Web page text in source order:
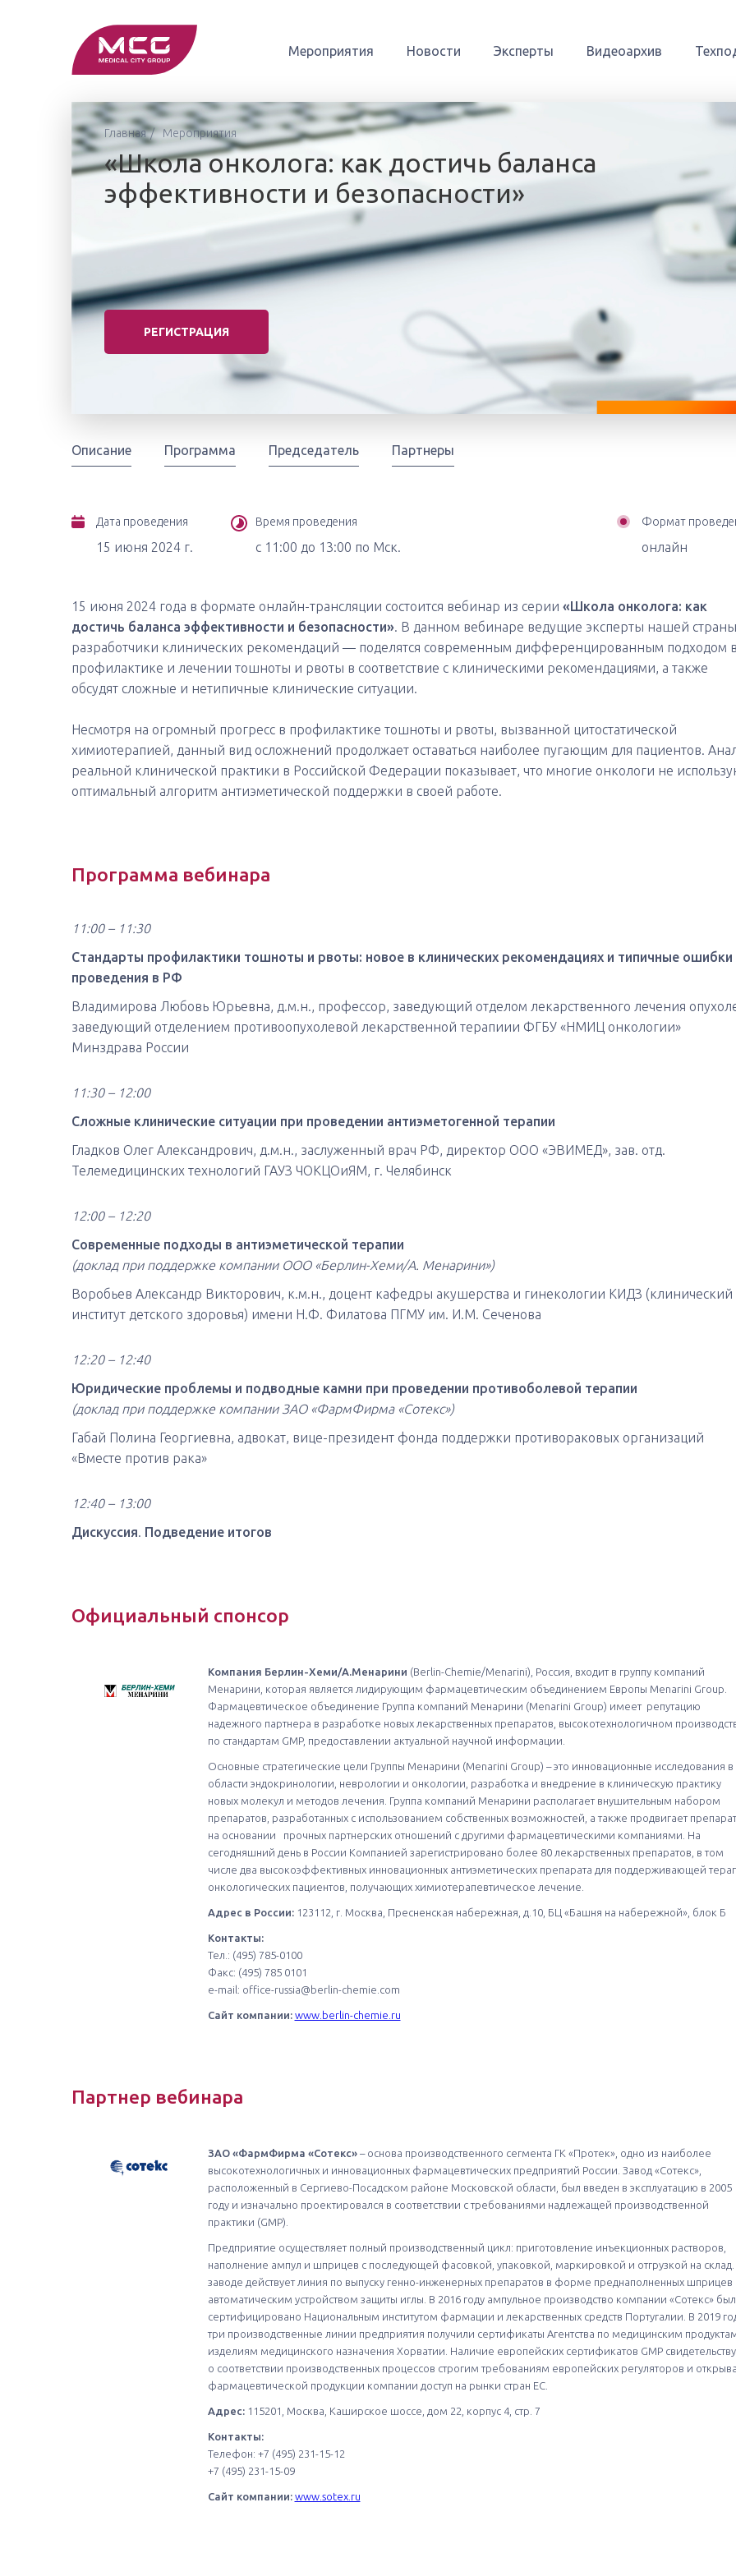
Мероприятия Новости Эксперты Видеоархив
Главная Мероприятия
«Школа онколога: как достичь баланса
эффективности и безопасности»
РЕГИСТРАЦИЯ
Описание Программа Председатель Партнеры
Дата проведения
15 июня 2024 г.
Время проведения
с 11:00 до 13:00 по Мск.
Формат
онлайн
15 июня 2024 года в формате онлайн-трансляции состоится вебинар из серии «Школа онколога: как
достичь баланса эффективности и безопасности». В данном вебинаре ведущие эксперты нашей
разработчики клинических рекомендаций — поделятся современным дифференцированным подходом в
профилактике и лечении тошноты и рвоты в соответствие с клиническими рекомендациями, а также
обсудят сложные и нетипичные клинические ситуации.
Несмотря на огромный прогресс в профилактике тошноты и рвоты, вызванной цитостатической
химиотерапией, данный вид осложнений продолжает оставаться наиболее пугающим для пациентов.
реальной клинической практики в Российской Федерации показывает, что многие онкологи не
оптимальный алгоритм антиэметической поддержки в своей работе.
Программа вебинара
11:00 – 11:30
Стандарты профилактики тошноты и рвоты: новое в клинических рекомендациях и типичные ошибки
проведения в РФ
Владимирова Любовь Юрьевна, д.м.н., профессор, заведующий отделом лекарственного лечения
заведующий отделением противоопухолевой лекарственной терапиии ФГБУ «НМИЦ онкологии»
Минздрава России
11:30 – 12:00
Сложные клинические ситуации при проведении антиэметогенной терапии
Гладков Олег Александрович, д.м.н., заслуженный врач РФ, директор ООО «ЭВИМЕД», зав. отд.
Телемедицинских технологий ГАУЗ ЧОКЦОиЯМ, г. Челябинск
12:00 – 12:20
Современные подходы в антиэметической терапии
(доклад при поддержке компании ООО «Берлин-Хеми/А. Менарини»)
Воробьев Александр Викторович, к.м.н., доцент кафедры акушерства и гинекологии КИДЗ (клинический
институт детского здоровья) имени Н.Ф. Филатова ПГМУ им. И.М. Сеченова
12:20 – 12:40
Юридические проблемы и подводные камни при проведении противоболевой терапии
(доклад при поддержке компании ЗАО «ФармФирма «Сотекс»)
Габай Полина Георгиевна, адвокат, вице-президент фонда поддержки противораковых организаций
«Вместе против рака»
12:40 – 13:00
Дискуссия. Подведение итогов
Официальный спонсор
Компания Берлин-Хеми/А.Менарини (Berlin-Chemie/Menarini), Россия, входит в группу компаний
Менарини, которая является лидирующим фармацевтическим объединением Европы Menarini Group.
Фармацевтическое объединение Группа компаний Менарини (Menarini Group) имеет репутацию
надежного партнера в разработке новых лекарственных препаратов, высокотехнологичном
по стандартам GMP, предоставлении актуальной научной информации.
Основные стратегические цели Группы Менарини (Menarini Group) – это инновационные исследования в
области эндокринологии, неврологии и онкологии, разработка и внедрение в клиническую практику
новых молекул и методов лечения. Группа компаний Менарини располагает внушительным набором
препаратов, разработанных с использованием собственных возможностей, а также продвигает
на основании прочных партнерских отношений с другими фармацевтическими компаниями. На
сегодняшний день в России Компанией зарегистрировано более 80 лекарственных препаратов, в том
числе два высокоэффективных инновационных антиэметических препарата для поддерживающей
онкологических пациентов, получающих химиотерапевтическое лечение.
Адрес в России: 123112, г. Москва, Пресненская набережная, д.10, БЦ «Башня на набережной», блок Б
Контакты:
Тел.: (495) 785-0100
Факс: (495) 785 0101
e-mail: office-russia@berlin-chemie.com
Сайт компании: www.berlin-chemie.ru
Партнер вебинара
ЗАО «ФармФирма «Сотекс»– основа производственного сегмента ГК «Протек», одно из наиболее
высокотехнологичных и инновационных фармацевтических предприятий России. Завод «Сотекс»,
расположенный в Сергиево-Посадском районе Московской области, был введен в эксплуатацию в 2005
году и изначально проектировался в соответствии с требованиями надлежащей производственной
практики (GMP).
Предприятие осуществляет полный производственный цикл: приготовление инъекционных растворов,
наполнение ампул и шприцев с последующей фасовкой, упаковкой, маркировкой и отгрузкой на склад.
заводе действует линия по выпуску генно-инженерных препаратов в форме преднаполненных шприцев
автоматическим устройством защиты иглы. В 2016 году ампульное производство компании «Сотекс»
сертифицировано Национальным институтом фармации и лекарственных средств Португалии. В 2019
три производственные линии предприятия получили сертификаты Агентства по медицинским
изделиям медицинского назначения Хорватии. Наличие европейских сертификатов GMP
о соответствии производственных процессов строгим требованиям европейских регуляторов и
фармацевтической продукции компании доступ на рынки стран ЕС.
Адрес:115201, Москва, Каширское шоссе, дом 22, корпус 4, стр. 7
Контакты:
Телефон: +7 (495) 231-15-12
+7 (495) 231-15-09
Сайт компании: www.sotex.ru